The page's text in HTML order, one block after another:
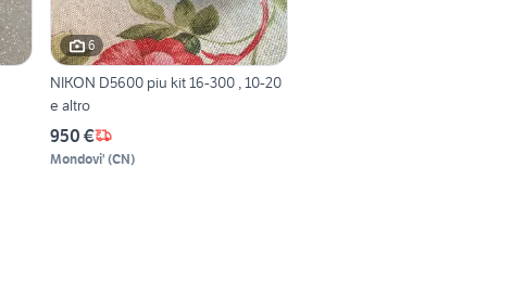
6
NIKON D5600 piu kit 16-300 , 10-20
e altro
950 €
Mondovi' (CN)